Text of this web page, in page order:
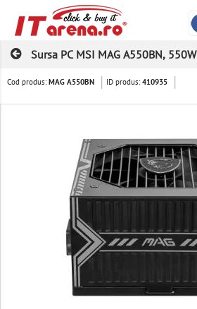
Sursa PC MSI MAG A550BN, 550W
Cod produs: MAG A550BN ID produs:410935